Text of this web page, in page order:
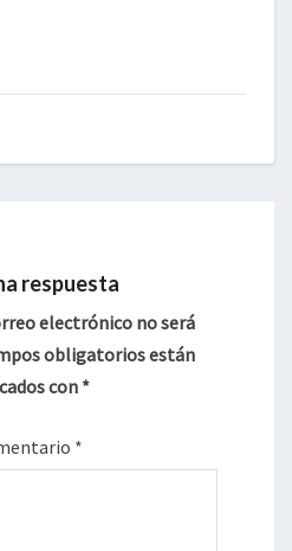
respuesta
electrónico no será
obligatorios están
con *
*